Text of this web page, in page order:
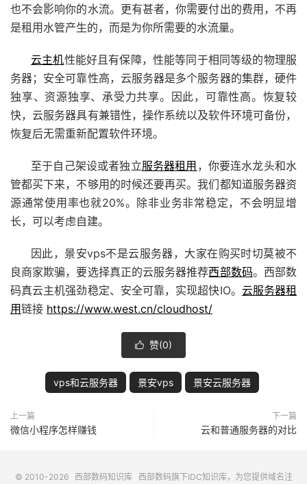
也不会影响你的水流。更有甚者，你需要付出的费用，不再
是租用水管产生的，而是为你所需要的水流量。
云主机性能好且有保障，性能等同于相同等级的物理服
务器；安全可靠性高，云服务器是多个服务器的集群，硬件
独享、资源独享、承受力共享。因此，可靠性高。恢复较
快，云服务器具有兼错性，操作系统以及软件环境可备份，
恢复后无需重新配置软件环境。
至于自己架设或者独立服务器租用 ，你要连水龙头和水
管都买下来，不够用的时候还要再买。我们都知道服务器资
源通常使用率也就20%。除非业务非常稳定，不会明显增
长，可以考虑自建。
因此，景安vps不是云服务器，大家在购买时切莫被不
良商家欺骗，要选择真正的云服务器推荐西部数码。西部数
码真云主机强劲稳定、安全可靠，实现超快IO。 云服务器租
用链接 https://www.west.cn/cloudhost/
 赞(0)
vps和云服务器 景安vps 景安云服务器
上一篇
微信小程序怎样赚钱
下一篇
云和普通服务器的对比
© 2010-2026 西部数码知识库 西部数码旗下IDC知识库，为您提供域名注